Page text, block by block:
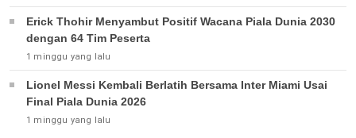
Erick Thohir Menyambut Positif Wacana Piala Dunia 2030
dengan 64 Tim Peserta
1 minggu yang lalu
Lionel Messi Kembali Berlatih Bersama Inter Miami Usai
Final Piala Dunia 2026
1 minggu yang lalu